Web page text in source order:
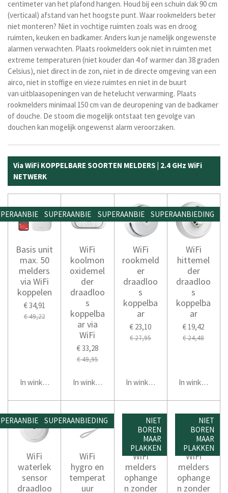
centimeter van het plafond hangen. Houd bij een schuin dak 90 cm
(verticaal) afstand van het hoogste punt. Waar rookmelders beter
niet monteren? Niet in vochtige ruimten zoals was en droog
ruimten, keuken en badkamer. Anders kun je namelijk ongewenste
alarmen verwachten. Plaats rookmelders ook niet in ruimten met
extreme temperaturen (niet kouder dan 4 of warmer dan 38 graden
Celsius), niet direct in de zon, niet in de directe omgeving van een
airco, niet in stoffige en vieze ruimtes en niet in de buurt
van uitblaasopeningen van de hetelucht verwarming. Plaats
rookmelders minimaal 150 cm van de deuropening van de badkamer
of douche. De stoom die mogelijk ontstaat ten gevolge van
douchen kan mogelijk ongewenst alarm veroorzaken.
Via WiFi KOPPELBARE SOORTEN MELDERS | 2.4 GHz WiFi
NETWERK
Basis unit
max. 50
melders
via WiFi
koppelen
€ 34,91
€ 49,22
In winkelwagen
SUPERAANBIEDING
WiFi
koolmon
oxidemel
der
draadloo
s
koppelba
ar via
WiFi
€ 33,28
€ 49,95
In winkelwagen
SUPERAANBIEDING
WiFi
rookmeld
er
draadloo
s
koppelba
ar
€ 23,10
€ 27,95
In winkelwagen
SUPERAANBIEDING
WiFi
hittemel
der
draadloo
s
koppelba
ar
€ 19,42
€ 24,48
In winkelwagen
WiFi
waterlek
sensor
draadloo
SUPERAANBIEDING
WiFi
hygro en
temperat
uur
NIET
BOREN
MAAR
PLAKKEN
WiFi
melders
ophange
n zonder
NIET
BOREN
MAAR
PLAKKEN
WiFi
melders
ophange
n zonder